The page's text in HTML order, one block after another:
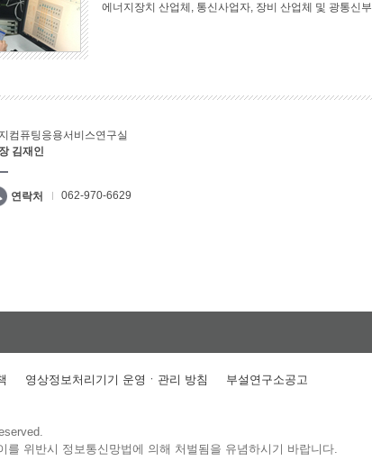
에너지장치 산업체, 통신사업자, 장비 산업체 및 광통신
컴퓨팅응용서비스연구실
김재인
연락처 062-970-6629
영상정보처리기기 운영ㆍ관리 방침 부설연구소공고
위반시 정보통신망법에 의해 처벌됨을 유념하시기 바랍니다.